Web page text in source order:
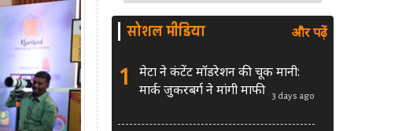
सोशल मीडिया और पढ़ें
1
मेटा ने कंटेंट मॉडरेशन की चूक मानी:
मार्क जुकरबर्ग ने मांगी माफी
3 days ago